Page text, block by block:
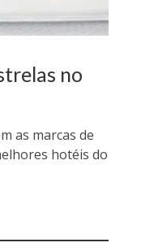
no
as marcas de
hotéis do